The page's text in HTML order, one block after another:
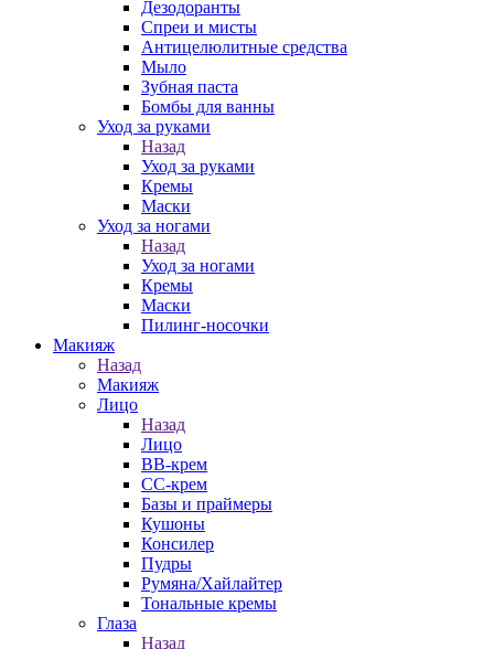
Дезодоранты
Спреи и мисты
Антицелюлитные средства
Мыло
Зубная паста
Бомбы для ванны
Уход за руками
Назад
Уход за руками
Кремы
Маски
Уход за ногами
Назад
Уход за ногами
Кремы
Маски
Пилинг-носочки
Макияж
Назад
Макияж
Лицо
Назад
Лицо
ВВ-крем
СС-крем
Базы и праймеры
Кушоны
Консилер
Пудры
Румяна/Хайлайтер
Тональные кремы
Глаза
Назад